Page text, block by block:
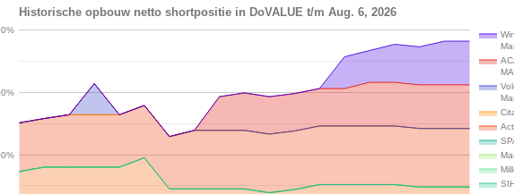
Historische opbouw netto shortpositie in DoVALUE t/m Aug. 6, 2026